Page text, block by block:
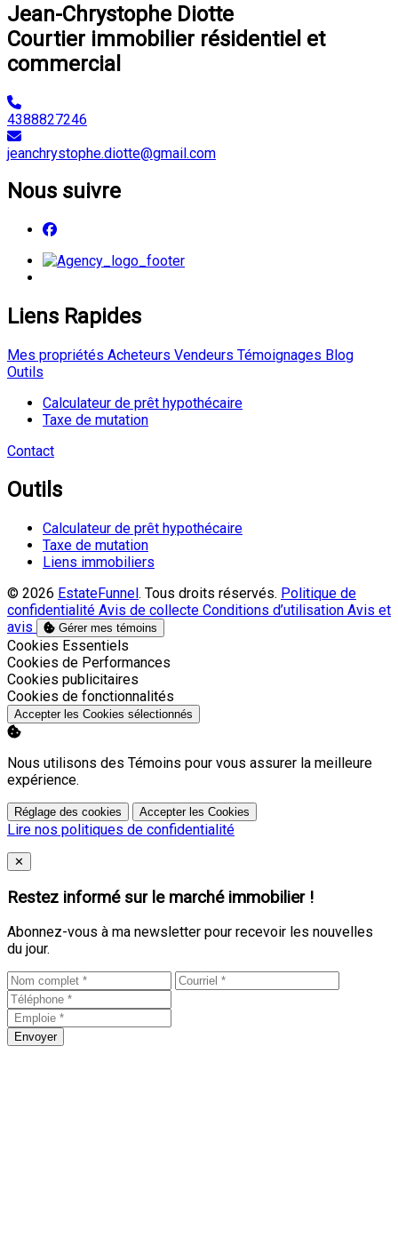
Jean-Chrystophe Diotte
Courtier immobilier résidentiel et
commercial
4388827246
jeanchrystophe.diotte@gmail.com
Nous suivre
Liens Rapides
Mes propriétés Acheteurs Vendeurs Témoignages Blog
Outils
Calculateur de prêt hypothécaire
Taxe de mutation
Contact
Outils
Calculateur de prêt hypothécaire
Taxe de mutation
Liens immobiliers
© 2026 EstateFunnel. Tous droits réservés. Politique de
confidentialité Avis de collecte Conditions d’utilisation Avis et
avis
Gérer mes témoins
Activer
Cookies Essentiels
Activer
Cookies de Performances
Activer
Cookies publicitaires
Activer
Cookies de fonctionnalités
Accepter les Cookies sélectionnés
Nous utilisons des Témoins pour vous assurer la meilleure
expérience.
Réglage des cookies Accepter les Cookies
Lire nos politiques de confidentialité
Close
✕
Restez informé sur le marché immobilier !
Abonnez-vous à ma newsletter pour recevoir les nouvelles
du jour.
Envoyer